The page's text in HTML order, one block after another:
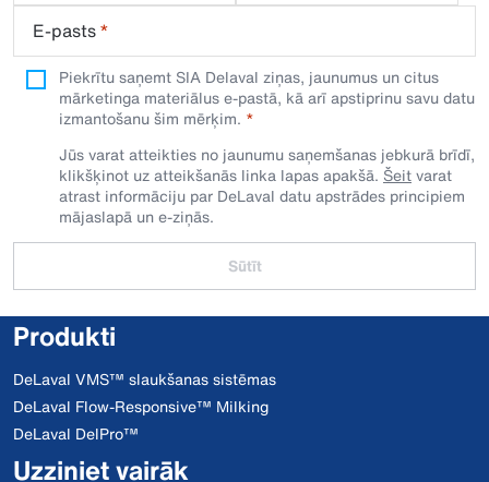
E-pasts*
Piekrītu saņemt SIA Delaval ziņas, jaunumus un citus
mārketinga materiālus e-pastā, kā arī apstiprinu savu datu
izmantošanu šim mērķim.
Jūs varat atteikties no jaunumu saņemšanas jebkurā brīdī,
klikšķinot uz atteikšanās linka lapas apakšā. Šeitvarat
atrast informāciju par DeLaval datu apstrādes principiem
mājaslapā un e-ziņās.
Sūtīt
Produkti
DeLaval VMS™ slaukšanas sistēmas
DeLaval Flow-Responsive™ Milking
DeLaval DelPro™
Uzziniet vairāk